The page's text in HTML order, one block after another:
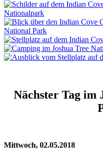
Nächster Tag im
Mittwoch, 02.05.2018